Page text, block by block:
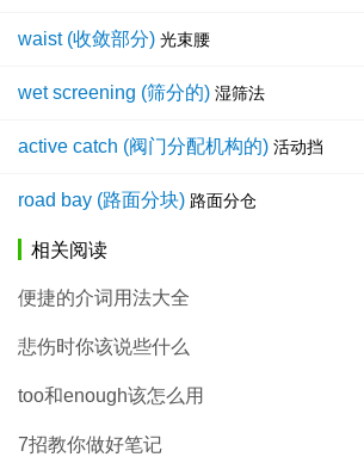
waist (收敛部分) 光束腰
wet screening (筛分的) 湿筛法
active catch (阀门分配机构的) 活动挡
road bay (路面分块) 路面分仓
相关阅读
便捷的介词用法大全
悲伤时你该说些什么
too和enough该怎么用
7招教你做好笔记